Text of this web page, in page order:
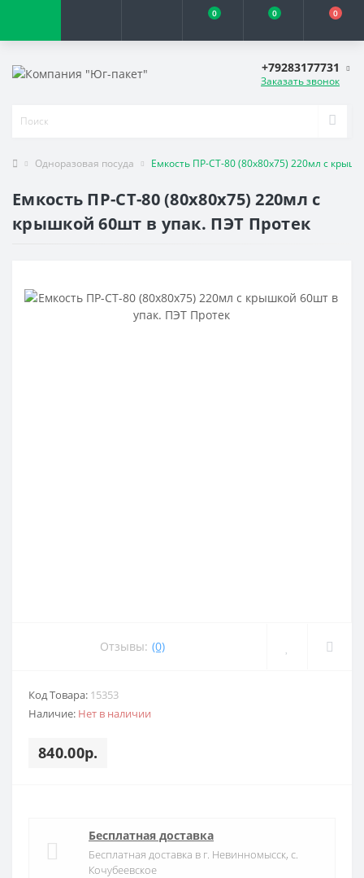
0 0 0
+79283177731
Заказать звонок
Одноразовая посуда Емкость ПР-СТ-80 (80х80х75) 220мл с
Емкость ПР-СТ-80 (80х80х75) 220мл с
крышкой 60шт в упак. ПЭТ Протек
Отзывы: (0)
Код Товара: 15353
Наличие: Нет в наличии
840.00р.
Бесплатная доставка
Бесплатная доставка в г. Невинномысск, с.
Кочубеевское